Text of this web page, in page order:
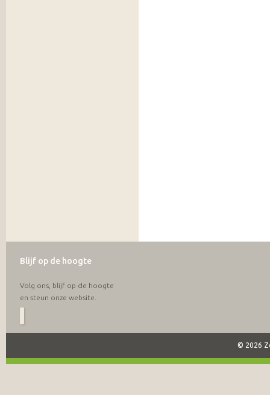
Blijf op de hoogte
Volg ons, blijf op de hoogte
en steun onze website.
© 2026